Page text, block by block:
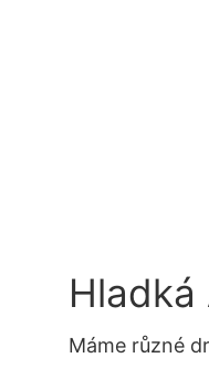
Hladká
Máme různé